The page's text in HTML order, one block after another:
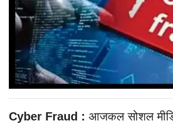
Cyber Fraud : आजकल सोशल